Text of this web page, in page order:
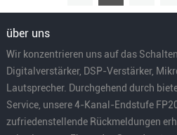
über uns
Wir konzentrieren uns auf das
Digitalverstärker, DSP-Verstärker,
Lautsprecher. Durchgehend durch
Service, unsere 4-Kanal-Endstufe
zufriedenstellende Rückmeldungen